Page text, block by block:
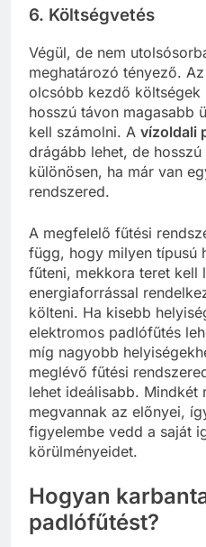
6. Költségvetés
Végül, de nem
meghatározó tényező. Az
olcsóbb kezdő költségek
hosszú távon magasabb
kell számolni. A vízoldali
drágább lehet, de
különösen, ha már van
rendszered.
A megfelelő fűtési
függ, hogy milyen típusú
fűteni, mekkora teret kell
energiaforrással
költeni. Ha kisebb
elektromos padlófűtés
míg nagyobb
meglévő fűtési
lehet ideálisabb. Mindkét
megvannak az előnyei,
figyelembe vedd a saját
körülményeidet.
Hogyan
padlófűtést?